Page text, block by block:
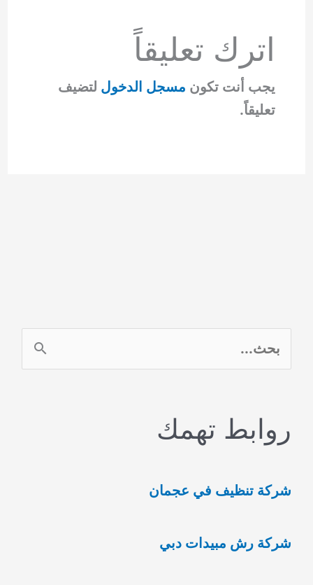
اترك تعليقاً
يجب أنت تكون مسجل الدخول لتضيف
تعليقاً.
ل
:
روابط تهمك
شركة تنظيف في عجمان
شركة رش مبيدات دبي